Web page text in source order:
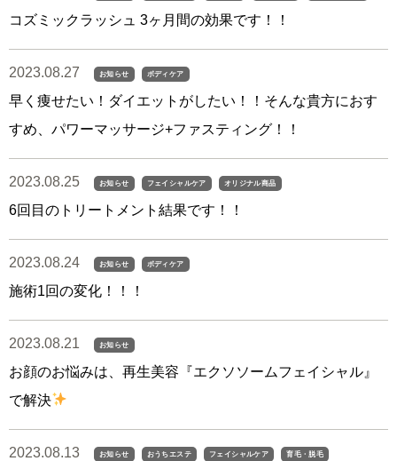
コズミックラッシュ 3ヶ月間の効果です！！
2023.08.27 お知らせ ボディケア
早く痩せたい！ダイエットがしたい！！そんな貴方におす
すめ、パワーマッサージ+ファスティング！！
2023.08.25 お知らせ フェイシャルケア オリジナル商品
6回目のトリートメント結果です！！
2023.08.24 お知らせ ボディケア
施術1回の変化！！！
2023.08.21 お知らせ
お顔のお悩みは、再生美容『エクソソームフェイシャル』
で解決
2023.08.13 お知らせ おうちエステ フェイシャルケア 育毛・脱毛